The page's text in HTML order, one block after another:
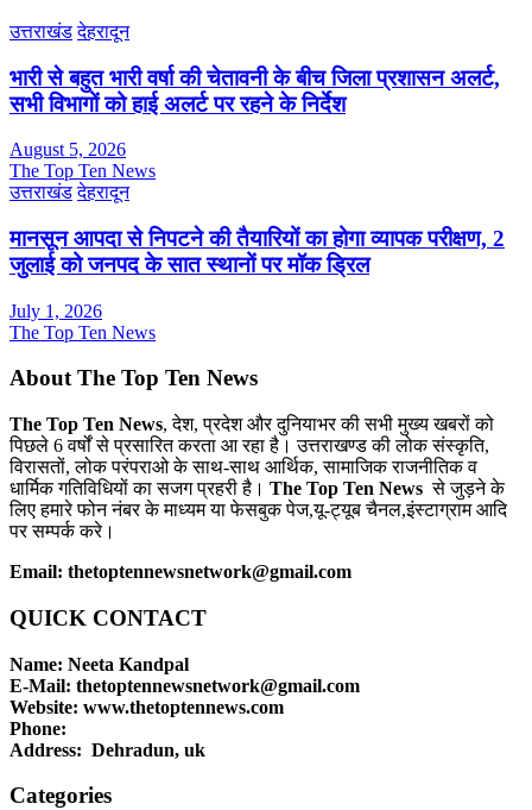
उत्तराखंड देहरादून
भारी से बहुत भारी वर्षा की चेतावनी के बीच जिला प्रशासन अलर्ट,
सभी विभागों को हाई अलर्ट पर रहने के निर्देश
August 5, 2026
The Top Ten News
उत्तराखंड देहरादून
मानसून आपदा से निपटने की तैयारियों का होगा व्यापक परीक्षण, 2
जुलाई को जनपद के सात स्थानों पर मॉक ड्रिल
July 1, 2026
The Top Ten News
About The Top Ten News
The Top Ten News, देश, प्रदेश और दुनियाभर की सभी मुख्य खबरों को
पिछले 6 वर्षों से प्रसारित करता आ रहा है। उत्तराखण्ड की लोक संस्कृति,
विरासतों, लोक परंपराओ के साथ-साथ आर्थिक, सामाजिक राजनीतिक व
धार्मिक गतिविधियों का सजग प्रहरी है। The Top Ten News से जुड़ने के
लिए हमारे फोन नंबर के माध्यम या फेसबुक पेज,यू-ट्यूब चैनल,इंस्टाग्राम आदि
पर सम्पर्क करे।
Email: thetoptennewsnetwork@gmail.com
QUICK CONTACT
Name: Neeta Kandpal
E-Mail: thetoptennewsnetwork@gmail.com
Website: www.thetoptennews.com
Phone:
Address: Dehradun, uk
Categories